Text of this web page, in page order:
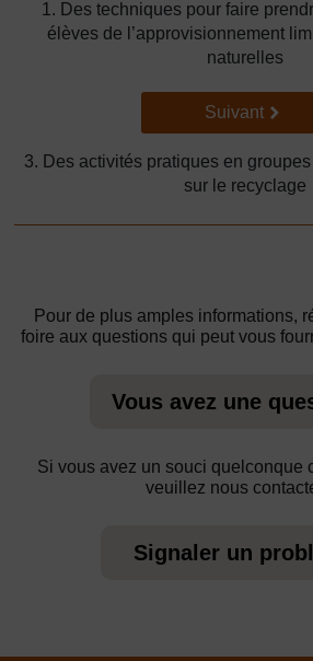
1. Des techniques pour faire
élèves de l’approvisionnement
naturelles
Suivant
Suivant
3. Des activités pratiques en
sur le recyclage
Pour de plus amples informations,
foire aux questions qui peut vous
Vous avez une
Si vous avez un souci quelconque
veuillez nous
Signaler un